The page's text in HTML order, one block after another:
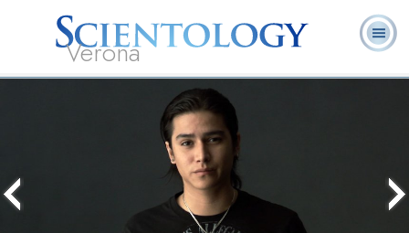
Verona
Scientology?